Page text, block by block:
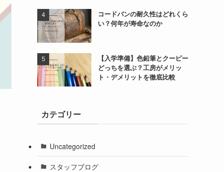
コードバンの耐久性はどれくら
い？何年が寿命なのか
【入学準備】色鉛筆とクーピー
どっちを選ぶ？工房がメリッ
ト・デメリットを徹底比較
カテゴリー
Uncategorized
スタッフブログ